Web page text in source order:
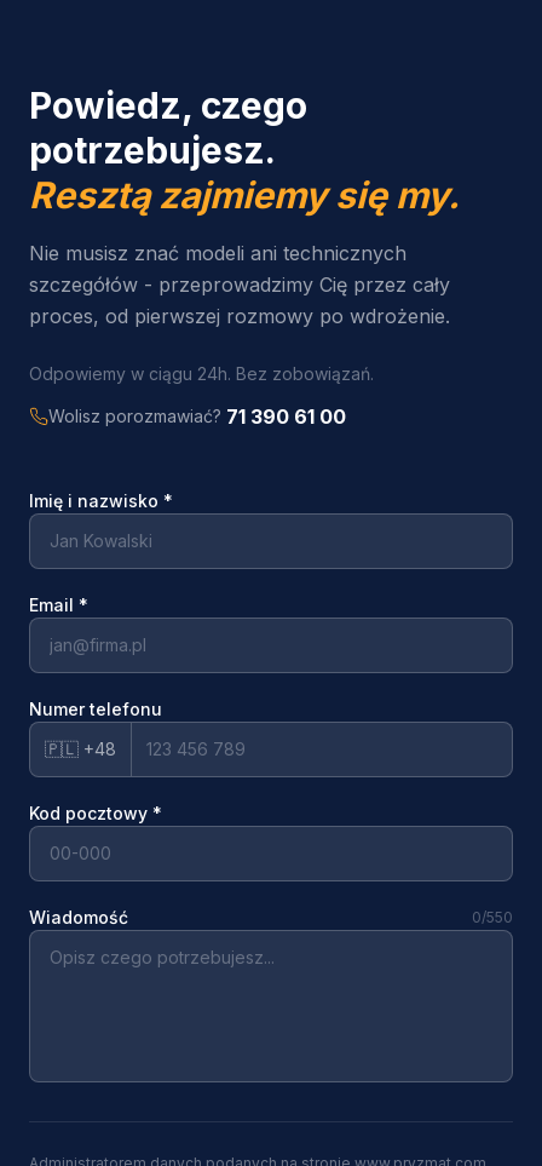
Powiedz, czego
potrzebujesz.
Resztą zajmiemy się my.
Nie musisz znać modeli ani technicznych
szczegółów - przeprowadzimy Cię przez cały
proces, od pierwszej rozmowy po wdrożenie.
Odpowiemy w ciągu 24h. Bez zobowiązań.
Wolisz porozmawiać? 71 390 61 00
Imię i nazwisko *
Email *
Numer telefonu
🇵🇱 +48
Kod pocztowy *
Wiadomość 0/550